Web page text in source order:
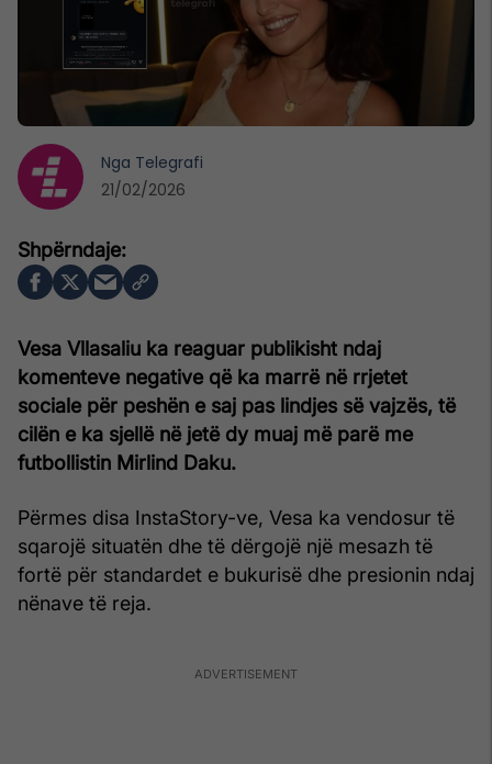
Vesa Vllasaliu ka reaguar publikisht ndaj
komenteve negative që ka marrë në rrjetet
sociale për peshën e saj pas lindjes së vajzës, të
cilën e ka sjellë në jetë dy muaj më parë me
futbollistin Mirlind Daku.
Përmes disa InstaStory-ve, Vesa ka vendosur të
sqarojë situatën dhe të dërgojë një mesazh të
fortë për standardet e bukurisë dhe presionin ndaj
nënave të reja.
Nga Telegrafi
21/02/2026